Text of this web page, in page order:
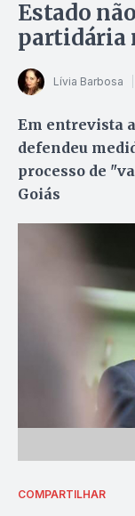
Estado
partidária
Lívia Barbosa
Em entrevista
defendeu
processo de
Goiás
COMPARTILHAR